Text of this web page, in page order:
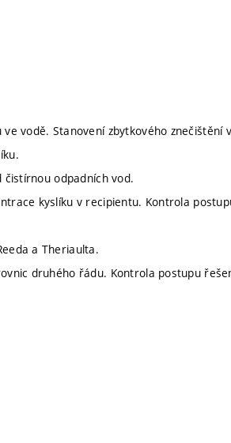
vodě. Stanovení zbytkového znečištění
odpadních vod.
kyslíku v recipientu. Kontrola
a Theriaulta.
druhého řádu. Kontrola postupu